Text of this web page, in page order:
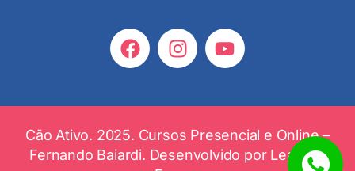
Cão Ativo. 2025. Cursos Presencial e Online –
Fernando Baiardi. Desenvolvido por Leandro